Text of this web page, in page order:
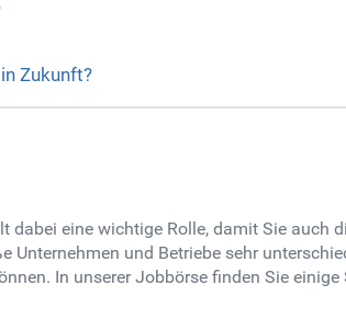
Zukunft?
eine wichtige Rolle, damit Sie auch
und Betriebe sehr
In unserer Jobbörse finden Sie